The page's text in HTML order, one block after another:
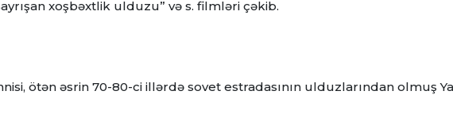
xoşbəxtlik ulduzu” və s. filmləri çəkib.
ötən əsrin 70-80-ci illərdə sovet estradasının ulduzlarından olmuş